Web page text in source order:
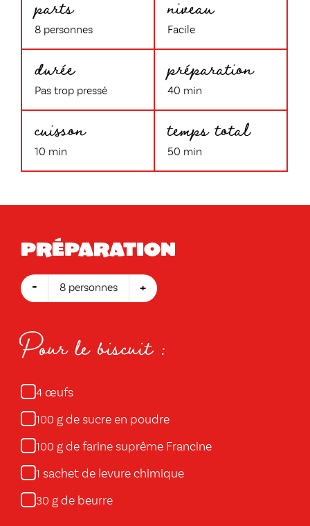
8 personnes Facile
durée
Pas trop pressé
préparation
40 min
cuisson
10 min
temps total
50 min
Préparation
- 8 personnes +
Pour le biscuit :
4 œufs
100 g de sucre en poudre
100 g de farine suprême Francine
1 sachet de levure chimique
30 g de beurre